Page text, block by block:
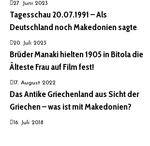
27. Juni 2023
Tagesschau 20.07.1991 – Als
Deutschland noch Makedonien sagte
20. Juli 2023
Brüder Manaki hielten 1905 in Bitola die
Älteste Frau auf Film fest!
17. August 2022
Das Antike Griechenland aus Sicht der
Griechen – was ist mit Makedonien?
16. Juli 2018